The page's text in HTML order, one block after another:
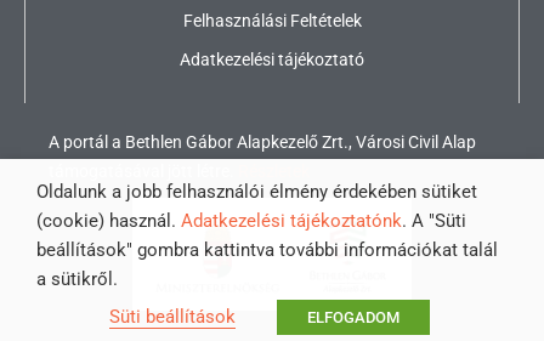
Felhasználási Feltételek
Adatkezelési tájékoztató
A portál a Bethlen Gábor Alapkezelő Zrt., Városi Civil Alap
Oldalunk a jobb felhasználói élmény érdekében sütiket
(cookie) használ. Adatkezelési tájékoztatónk. A "Süti
beállítások" gombra kattintva további információkat talál
a sütikről.
Süti beállítások
ELFOGADOM